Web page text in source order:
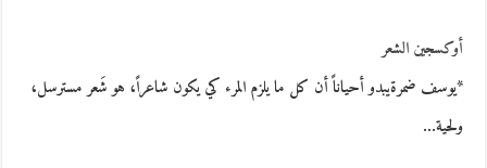
أوكسجين الشعر
*يوسف ضمرةيبدو أحياناً أن كل ما يلزم المرء كي يكون شاعراً، هو شَعر مسترسل،
ولحية…